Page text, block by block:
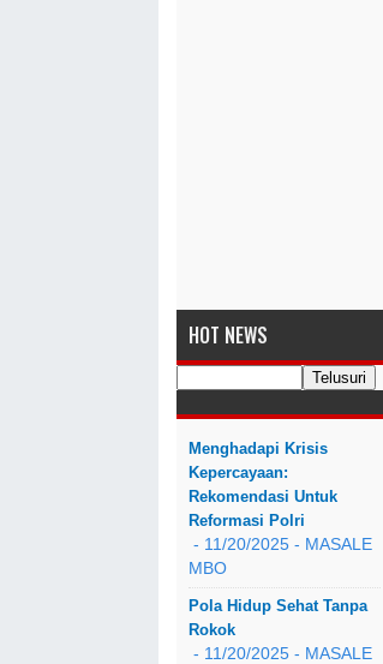
HOT NEWS
Menghadapi Krisis
Kepercayaan:
Rekomendasi Untuk
Reformasi Polri
- 11/20/2025 - MASALE
MBO
Pola Hidup Sehat Tanpa
Rokok
- 11/20/2025 - MASALE